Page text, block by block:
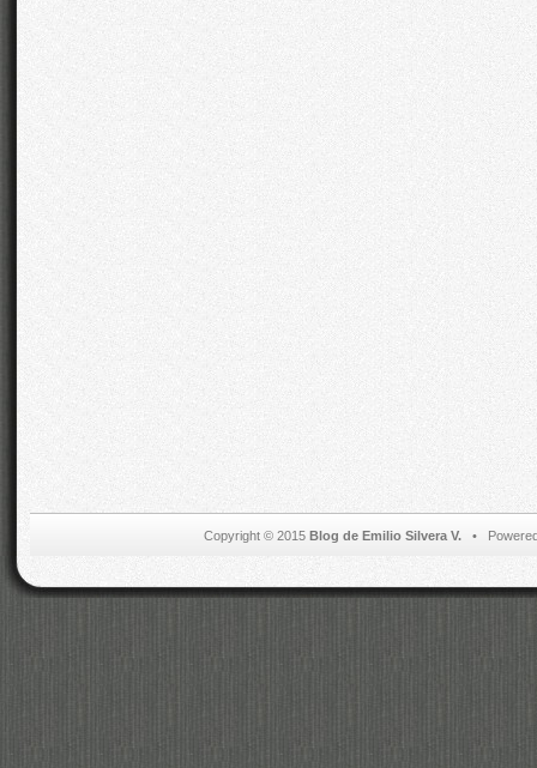
Copyright © 2015 Blog de Emilio Silvera V.•